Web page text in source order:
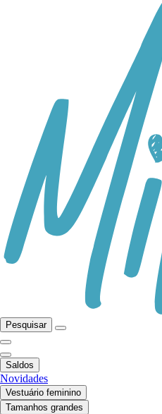
Pesquisar
Saldos
Novidades
Vestuário feminino
Tamanhos grandes